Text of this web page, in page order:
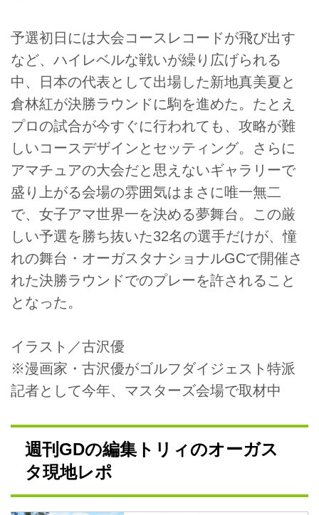
予選初日には大会コースレコードが飛び出す
など、ハイレベルな戦いが繰り広げられる
中、日本の代表として出場した新地真美夏と
倉林紅が決勝ラウンドに駒を進めた。たとえ
プロの試合が今すぐに行われても、攻略が難
しいコースデザインとセッティング。さらに
アマチュアの大会だと思えないギャラリーで
盛り上がる会場の雰囲気はまさに唯一無二
で、女子アマ世界一を決める夢舞台。この厳
しい予選を勝ち抜いた32名の選手だけが、憧
れの舞台・オーガスタナショナルGCで開催さ
れた決勝ラウンドでのプレーを許されること
となった。
イラスト／古沢優
※漫画家・古沢優がゴルフダイジェスト特派
記者として今年、マスターズ会場で取材中
週刊GDの編集トリィのオーガス
タ現地レポ